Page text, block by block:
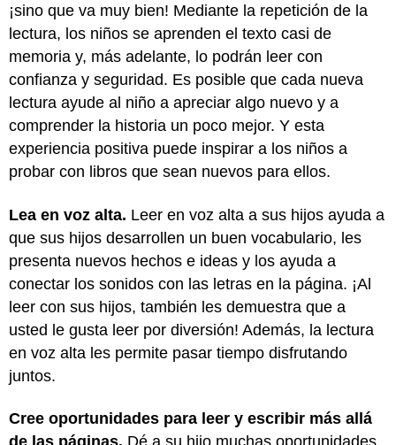
¡sino que va muy bien! Mediante la repetición de la
lectura, los niños se aprenden el texto casi de
memoria y, más adelante, lo podrán leer con
confianza y seguridad. Es posible que cada nueva
lectura ayude al niño a apreciar algo nuevo y a
comprender la historia un poco mejor. Y esta
experiencia positiva puede inspirar a los niños a
probar con libros que sean nuevos para ellos.
Lea en voz alta. Leer en voz alta a sus hijos ayuda a
que sus hijos desarrollen un buen vocabulario, les
presenta nuevos hechos e ideas y los ayuda a
conectar los sonidos con las letras en la página. ¡Al
leer con sus hijos, también les demuestra que a
usted le gusta leer por diversión! Además, la lectura
en voz alta les permite pasar tiempo disfrutando
juntos.
Cree oportunidades para leer y escribir más allá
de las páginas. Dé a su hijo muchas oportunidades